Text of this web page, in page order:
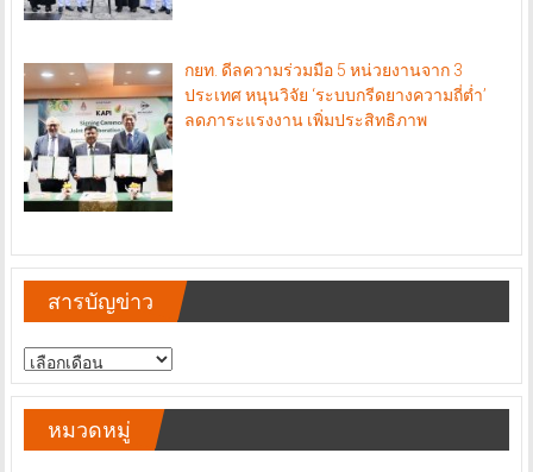
กยท. ดีลความร่วมมือ 5 หน่วยงานจาก 3
ประเทศ หนุนวิจัย ‘ระบบกรีดยางความถี่ต่ำ’
ลดภาระแรงงาน เพิ่มประสิทธิภาพ
สารบัญข่าว
สารบัญ
ข่าว
หมวดหมู่